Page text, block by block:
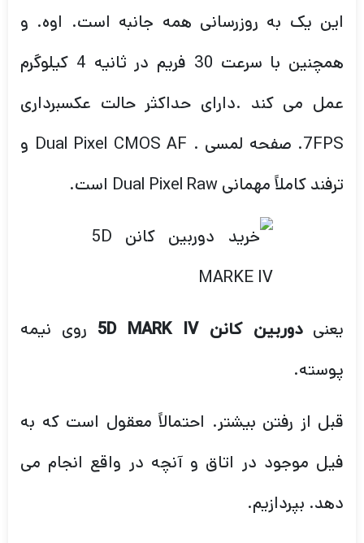
این یک به روزرسانی همه جانبه است. اوه. و
همچنین با سرعت 30 فریم در ثانیه 4 کیلوگرم
عمل می کند .دارای حداکثر حالت عکسبرداری
7FPS. صفحه لمسی . Dual Pixel CMOS AF و
ترفند کاملاً مهمانی Dual Pixel Raw است.
یعنیدوربین کانن 5D MARK IV
روی نیمه
پوسته.
قبل از رفتن بیشتر. احتمالاً معقول است که به
فیل موجود در اتاق و آنچه در واقع انجام می
دهد. بپردازیم.